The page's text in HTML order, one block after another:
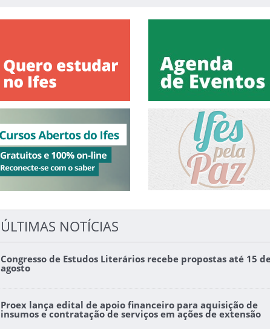
ÚLTIMAS NOTÍCIAS
Congresso de Estudos Literários recebe propostas até 15
agosto
Proex lança edital de apoio financeiro para aquisição de
insumos e contratação de serviços em ações de extensão